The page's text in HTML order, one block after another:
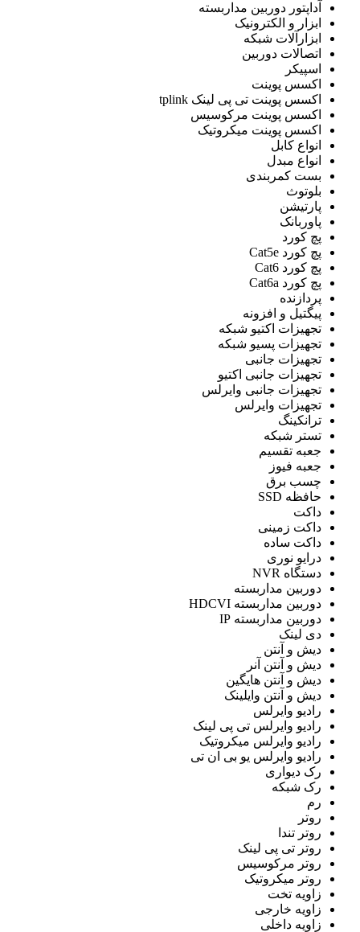
آداپتور دوربین مداربسته
ابزار و الکترونیک
ابزارآلات شبکه
اتصالات دوربین
اسپیکر
اکسس پوینت
اکسس پوینت تی پی لینک tplink
اکسس پوینت مرکوسیس
اکسس پوینت میکروتیک
انواع کابل
انواع مبدل
بست کمربندی
بلوتوث
پارتیشن
پاوربانک
پچ کورد
پچ کورد Cat5e
پچ کورد Cat6
پچ کورد Cat6a
پردازنده
پيگتيل و افزونه
تجهیزات اکتیو شبکه
تجهیزات پسیو شبکه
تجهیزات جانبی
تجهیزات جانبی اکتیو
تجهیزات جانبی وایرلس
تجهیزات وایرلس
ترانکینگ
تستر شبكه
جعبه تقسیم
جعبه فیوز
چسب برق
حافظه SSD
داکت
داکت زمینی
داکت ساده
درایو نوری
دستگاه NVR
دوربین مداربسته
دوربین مداربسته HDCVI
دوربین مداربسته IP
دی لینک
دیش و آنتن
دیش و آنتن آنر
دیش و آنتن هایگین
دیش و آنتن وایلینک
رادیو وایرلس
رادیو وایرلس تی پی لینک
رادیو وایرلس میکروتیک
رادیو وایرلس یو بی ان تی
رک دیواری
رک شبکه
رم
روتر
روتر تندا
روتر تی پی لینک
روتر مرکوسیس
روتر میکروتیک
زاویه تخت
زاویه خارجی
زاویه داخلی